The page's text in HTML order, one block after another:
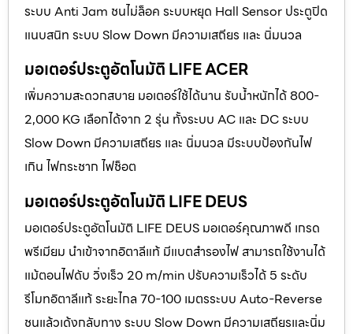
ระบบ Anti Jam ชนไม่ล็อค ระบบหยุด Hall Sensor ประตูปิด
แนบสนิท ระบบ Slow Down มีความเสถียร และ นิ่มนวล
มอเตอร์ประตูอัตโนมัติ LIFE ACER
เพิ่มความสะดวกสบาย มอเตอร์ใช้ได้นาน รับน้ำหนักได้ 800-
2,000 KG เลือกได้จาก 2 รุ่น ทั้งระบบ AC และ DC ระบบ
Slow Down มีความเสถียร และ นิ่มนวล มีระบบป้องกันไฟ
เกิน ไฟกระชาก ไฟช็อต
มอเตอร์ประตูอัตโนมัติ LIFE DEUS
มอเตอร์ประตูอัตโนมัติ LIFE DEUS มอเตอร์คุณภาพดี เกรด
พรีเมียม นำเข้าจากอิตาลีแท้ มีแบตสำรองไฟ สามารถใช้งานได้
แม้ตอนไฟดับ วิ่งเร็ว 20 m/min ปรับความเร็วได้ 5 ระดับ
รีโมทอิตาลีแท้ ระยะไกล 70-100 เมตรระบบ Auto-Reverse
ชนแล้วเด้งกลับทาง ระบบ Slow Down มีความเสถียรและนิ่ม